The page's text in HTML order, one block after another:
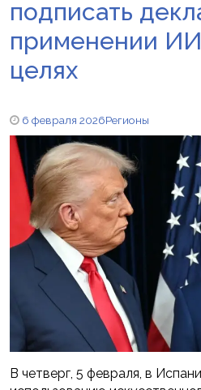
подписать
применении
целях
6 февраля 2026Регионы
В четверг, 5 февраля, в